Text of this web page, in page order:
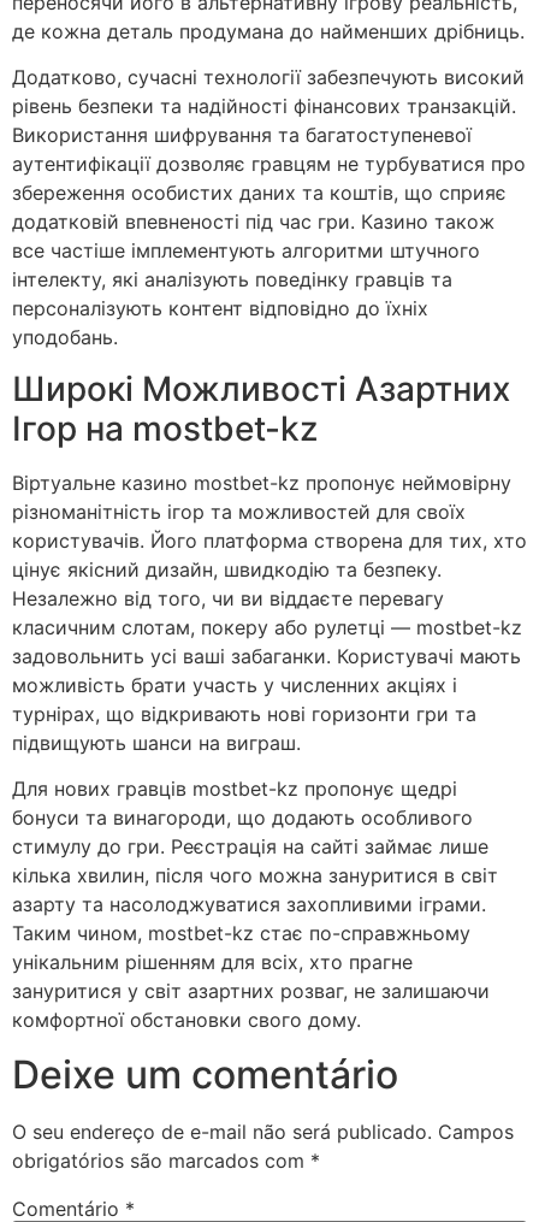
де кожна деталь продумана до найменших дрібниць.
Додатково, сучасні технології забезпечують високий
рівень безпеки та надійності фінансових транзакцій.
Використання шифрування та багатоступеневої
аутентифікації дозволяє гравцям не турбуватися про
збереження особистих даних та коштів, що сприяє
додатковій впевненості під час гри. Казино також
все частіше імплементують алгоритми штучного
інтелекту, які аналізують поведінку гравців та
персоналізують контент відповідно до їхніх
уподобань.
Широкі Можливості Азартних
Ігор на mostbet-kz
Віртуальне казино mostbet-kz пропонує неймовірну
різноманітність ігор та можливостей для своїх
користувачів. Його платформа створена для тих, хто
цінує якісний дизайн, швидкодію та безпеку.
Незалежно від того, чи ви віддаєте перевагу
класичним слотам, покеру або рулетці — mostbet-kz
задовольнить усі ваші забаганки. Користувачі мають
можливість брати участь у численних акціях і
турнірах, що відкривають нові горизонти гри та
підвищують шанси на виграш.
Для нових гравців mostbet-kz пропонує щедрі
бонуси та винагороди, що додають особливого
стимулу до гри. Реєстрація на сайті займає лише
кілька хвилин, після чого можна зануритися в світ
азарту та насолоджуватися захопливими іграми.
Таким чином, mostbet-kz стає по-справжньому
унікальним рішенням для всіх, хто прагне
зануритися у світ азартних розваг, не залишаючи
комфортної обстановки свого дому.
Deixe um comentário
O seu endereço de e-mail não será publicado. Campos
obrigatórios são marcados com *
Comentário *